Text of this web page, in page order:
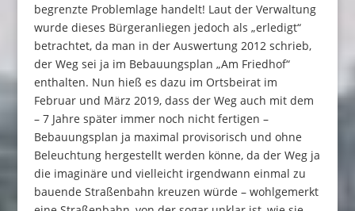
begrenzte Problemlage handelt! Laut der Verwaltung
wurde dieses Bürgeranliegen jedoch als „erledigt“
betrachtet, da man in der Auswertung 2012 schrieb,
der Weg sei ja im Bebauungsplan „Am Friedhof“
enthalten. Nun hieß es dazu im Ortsbeirat im
Februar und März 2019, dass der Weg auch mit dem
– 7 Jahre später immer noch nicht fertigen –
Bebauungsplan ja maximal provisorisch und ohne
Beleuchtung hergestellt werden könne, da der Weg ja
die imaginäre und vielleicht irgendwann einmal zu
bauende Straßenbahn kreuzen würde – wohlgemerkt